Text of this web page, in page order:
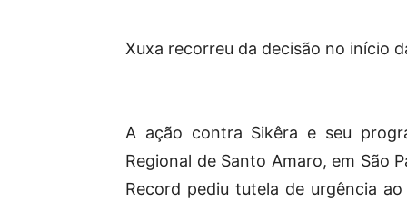
Xuxa recorreu da decisão no início
A ação contra Sikêra e seu
Regional de Santo Amaro, em São
Record pediu tutela de urgência